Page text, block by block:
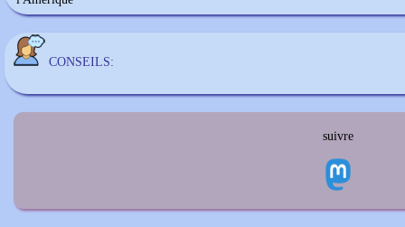
CONSEILS:
suivre